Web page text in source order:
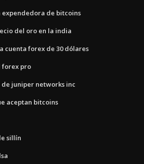
expendedora de bitcoins
del oro en la india
cuenta forex de 30 dólares
forex pro
de juniper networks inc
aceptan bitcoins
sillín